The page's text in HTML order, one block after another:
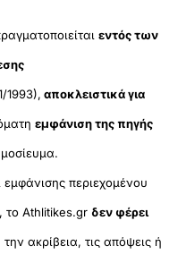
εντός των
1993), αποκλειστικά για
εμφάνιση της πηγής
εμφάνισης περιεχομένου
, το Athlitikes.gr δεν φέρει
ακρίβεια, τις απόψεις ή